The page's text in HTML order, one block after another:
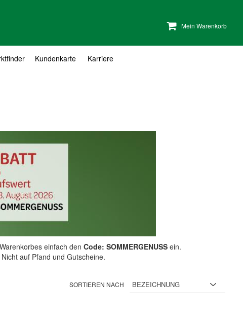
Mein Warenkorb
Kundenkarte Karriere
einfach den Code: SOMMERGENUSSein.
auf Pfand und Gutscheine.
SORTIEREN NACH